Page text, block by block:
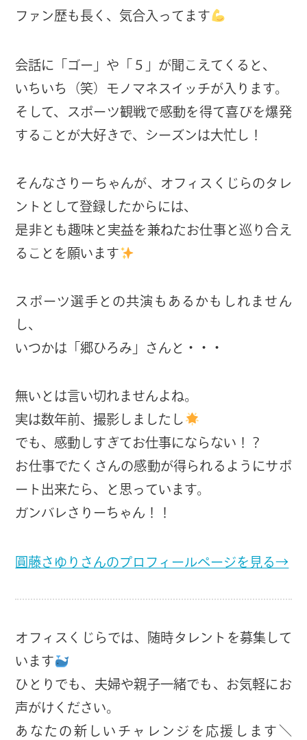
ファン歴も長く、気合入ってます
会話に「ゴー」や「５」が聞こえてくると、
いちいち（笑）モノマネスイッチが入ります。
そして、スポーツ観戦で感動を得て喜びを爆発
することが大好きで、シーズンは大忙し！
そんなさりーちゃんが、オフィスくじらのタレ
ントとして登録したからには、
是非とも趣味と実益を兼ねたお仕事と巡り合え
ることを願います
スポーツ選手との共演もあるかもしれません
し、
いつかは「郷ひろみ」さんと・・・
無いとは言い切れませんよね。
実は数年前、撮影しましたし
でも、感動しすぎてお仕事にならない！？
お仕事でたくさんの感動が得られるようにサポ
ート出来たら、と思っています。
ガンバレさりーちゃん！！
圓藤さゆりさんのプロフィールページを見る→
オフィスくじらでは、随時タレントを募集して
います
ひとりでも、夫婦や親子一緒でも、お気軽にお
声がけください。
あなたの新しいチャレンジを応援します＼